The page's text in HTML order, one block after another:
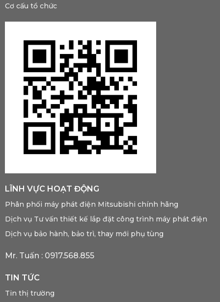
Cơ cấu tổ chức
LĨNH VỰC HOẠT ĐỘNG
Phân phối máy phát điện Mitsubishi chính hãng
Dịch vụ Tư vấn thiết kế lắp đặt công trình máy phát điện
Dịch vụ bảo hành, bảo trì, thay mới phụ tùng
Mr. Tuấn : 0917.568.855
TIN TỨC
Tin thị trường